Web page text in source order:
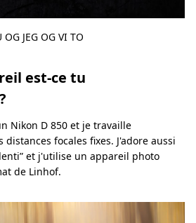
JEG OG VI TO
est-ce tu
Nikon D 850 et je travaille
distances focales fixes. J'adore aussi
et j'utilise un appareil photo
de Linhof.